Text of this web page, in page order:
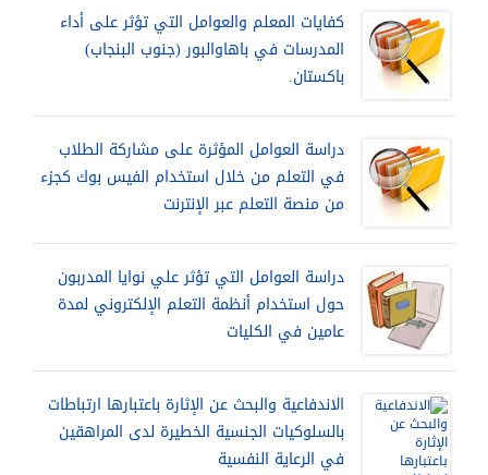
كفايات المعلم والعوامل التي تؤثر على أداء
المدرسات في باهاوالبور (جنوب البنجاب)
باكستان.
دراسة العوامل المؤثرة على مشاركة الطلاب
في التعلم من خلال استخدام الفيس بوك كجزء
من منصة التعلم عبر الإنترنت
دراسة العوامل التي تؤثر علي نوايا المدربون
حول استخدام أنظمة التعلم الإلكتروني لمدة
عامين في الكليات
الاندفاعية والبحث عن الإثارة باعتبارها ارتباطات
بالسلوكيات الجنسية الخطيرة لدى المراهقين
في الرعاية النفسية